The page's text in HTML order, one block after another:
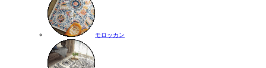
モロッカン